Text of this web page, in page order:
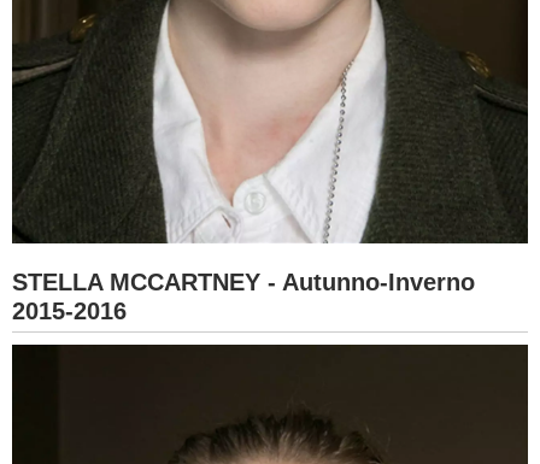
STELLA MCCARTNEY - Autunno-Inverno
2015-2016